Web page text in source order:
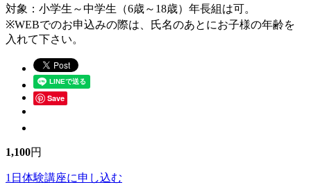
対象：小学生～中学生（6歳～18歳）年長組は可。
※WEBでのお申込みの際は、氏名のあとにお子様の年齢を
入れて下さい。
Save
1,100円
1日体験講座に申し込む